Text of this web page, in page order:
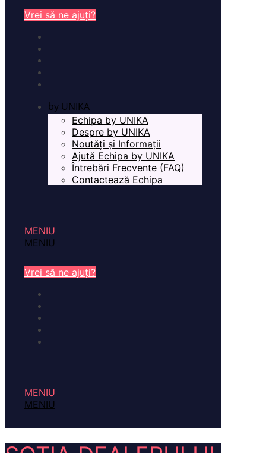
Vrei să ne ajuți?
by UNIKA
Echipa by UNIKA
Despre by UNIKA
Noutăți și Informații
Ajută Echipa by UNIKA
Întrebări Frecvente (FAQ)
Contactează Echipa
MENIU
MENIU
Vrei să ne ajuți?
MENIU
MENIU